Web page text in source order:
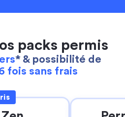
packs permis
* & possibilité de
fois sans frais